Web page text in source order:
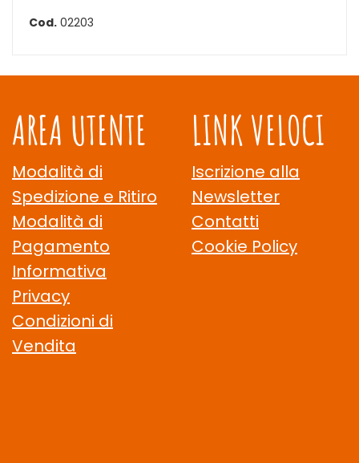
Cod. 02203
AREA UTENTE
Modalità di
Spedizione e Ritiro
Modalità di
Pagamento
Informativa
Privacy
Condizioni di
Vendita
LINK VELOCI
Iscrizione alla
Newsletter
Contatti
Cookie Policy